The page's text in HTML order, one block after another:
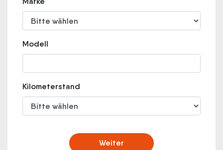
Modell
Kilometerstand
Weiter